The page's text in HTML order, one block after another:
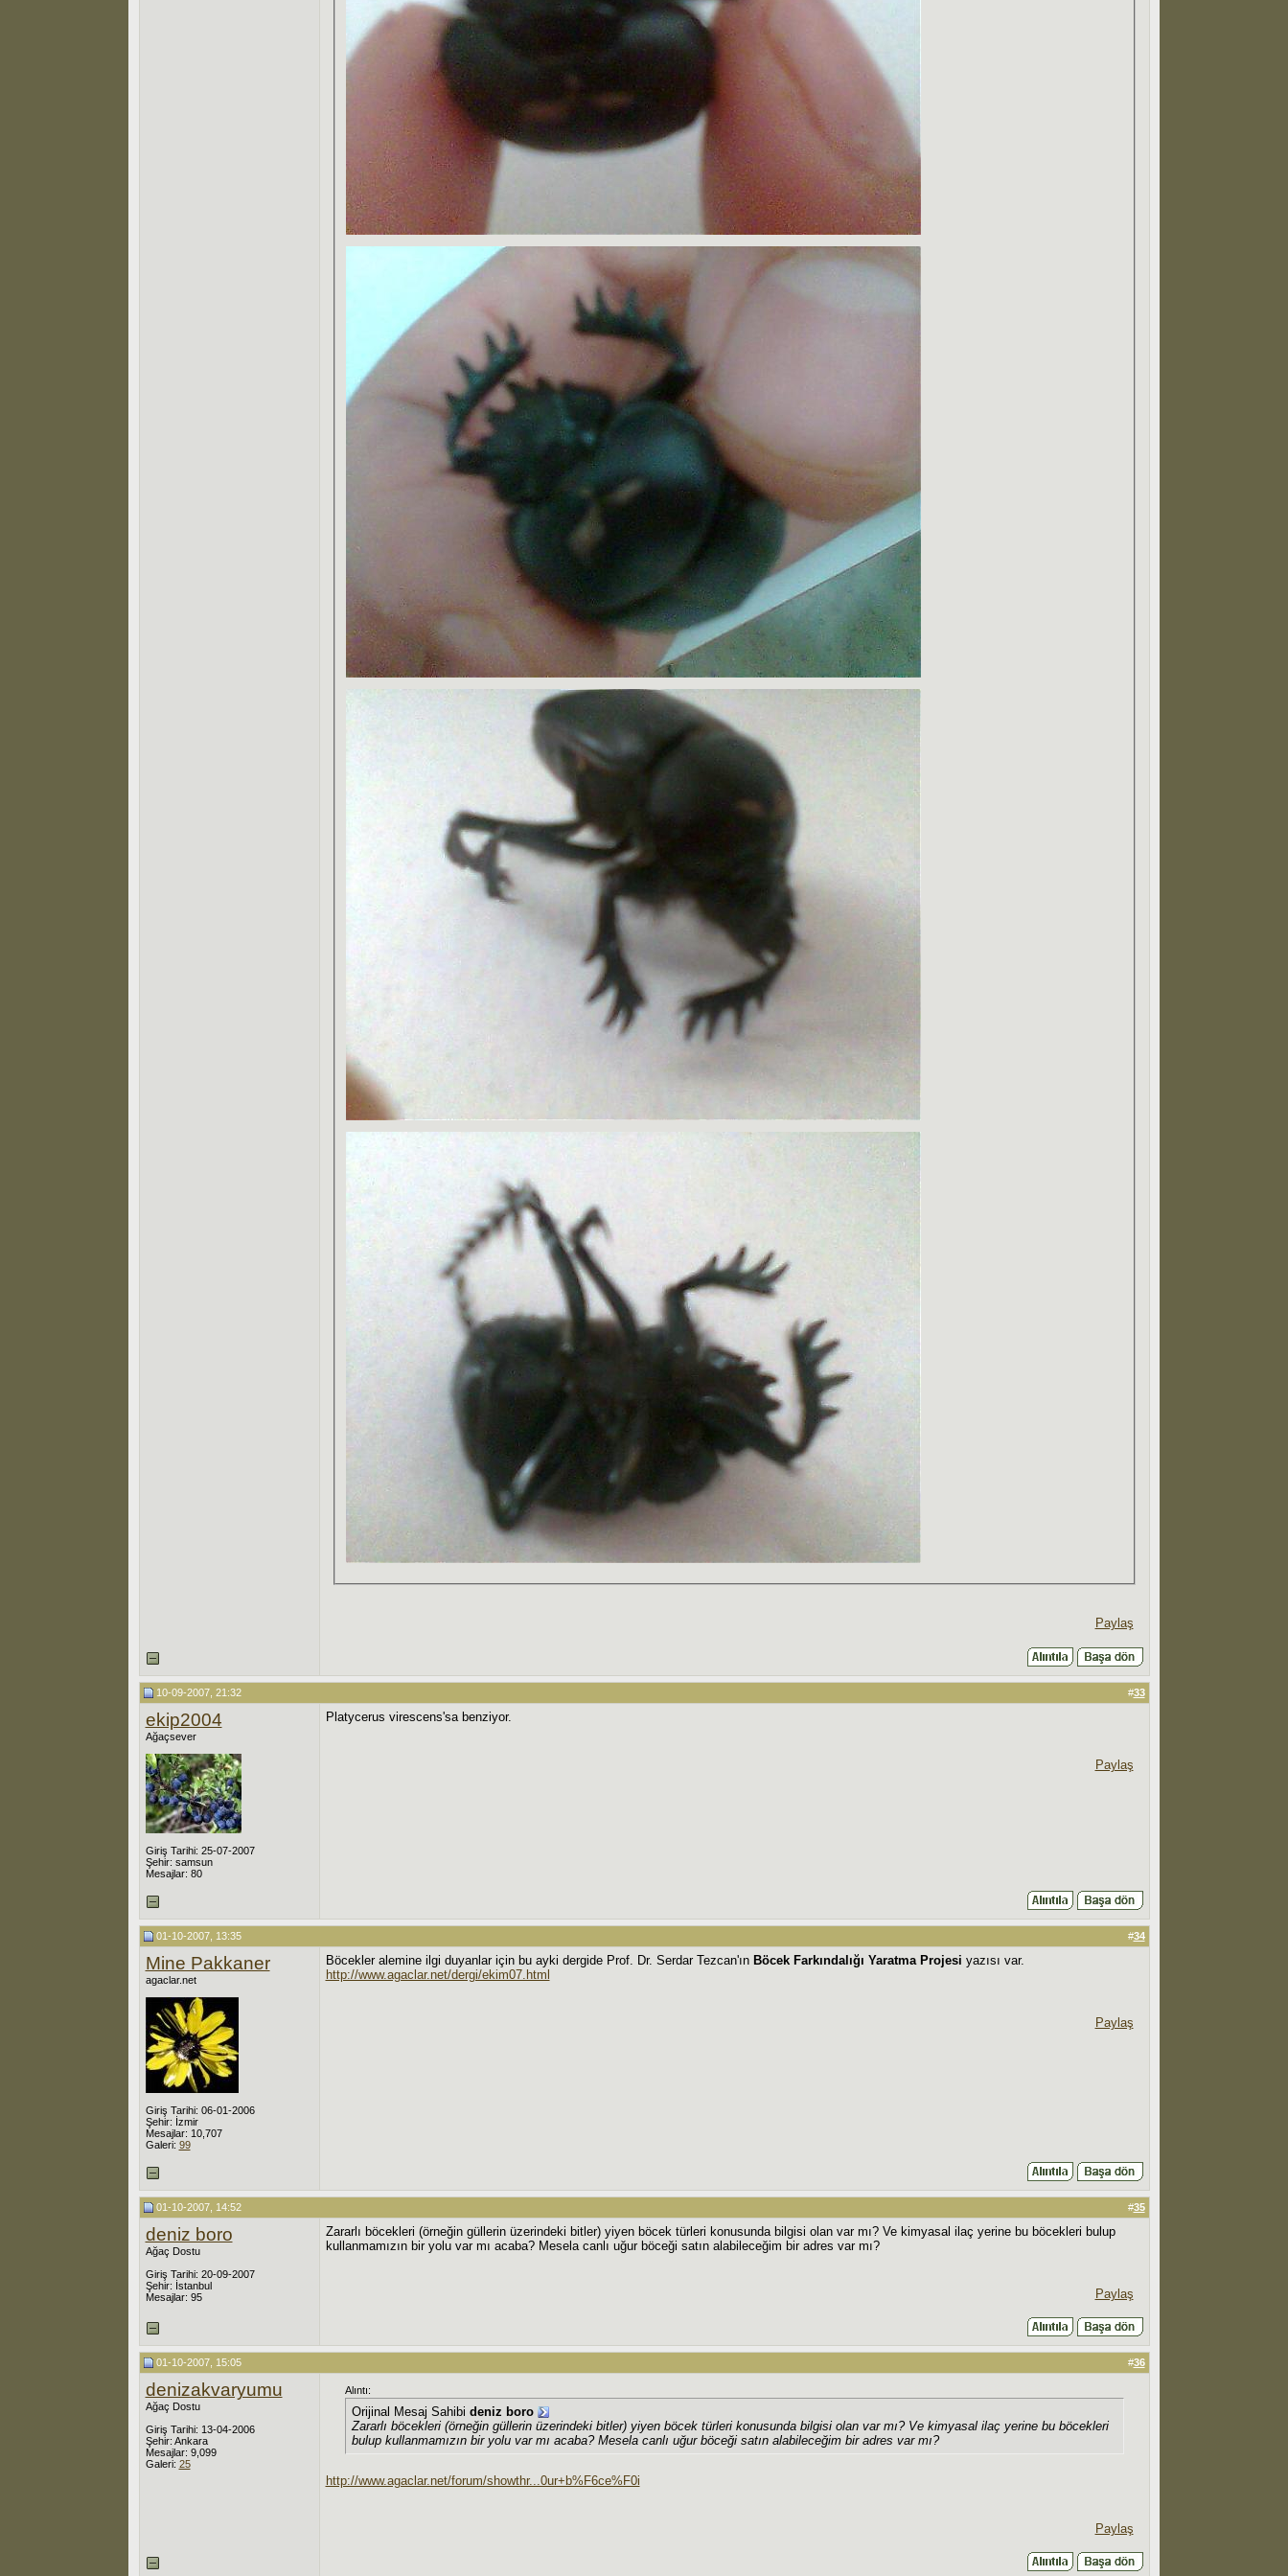
Paylaş
10-09-2007, 21:32 #33
ekip2004
Ağaçsever
Giriş Tarihi: 25-07-2007
Şehir: samsun
Mesajlar: 80
Platycerus virescens'sa benziyor.
Paylaş
01-10-2007, 13:35 #34
Mine Pakkaner
agaclar.net
Giriş Tarihi: 06-01-2006
Şehir: İzmir
Mesajlar: 10,707
Galeri: 99
Böcekler alemine ilgi duyanlar için bu ayki dergide Prof. Dr. Serdar Tezcan'ınBöcek Farkındalığı Yaratma Projesi yazısı var.
http://www.agaclar.net/dergi/ekim07.html
Paylaş
01-10-2007, 14:52 #35
deniz boro
Ağaç Dostu
Giriş Tarihi: 20-09-2007
Şehir: İstanbul
Mesajlar: 95
Zararlı böcekleri (örneğin güllerin üzerindeki bitler) yiyen böcek türleri konusunda bilgisi olan var mı? Ve kimyasal ilaç yerine bu böcekleri bulup
kullanmamızın bir yolu var mı acaba? Mesela canlı uğur böceği satın alabileceğim bir adres var mı?
Paylaş
01-10-2007, 15:05 #36
denizakvaryumu
Ağaç Dostu
Giriş Tarihi: 13-04-2006
Şehir: Ankara
Mesajlar: 9,099
Galeri: 25
Alıntı:
Orijinal Mesaj Sahibi deniz boro
Zararlı böcekleri (örneğin güllerin üzerindeki bitler) yiyen böcek türleri konusunda bilgisi olan var mı? Ve kimyasal ilaç yerine bu böcekleri
bulup kullanmamızın bir yolu var mı acaba? Mesela canlı uğur böceği satın alabileceğim bir adres var mı?
http://www.agaclar.net/forum/showthr...0ur+b%F6ce%F0i
Paylaş